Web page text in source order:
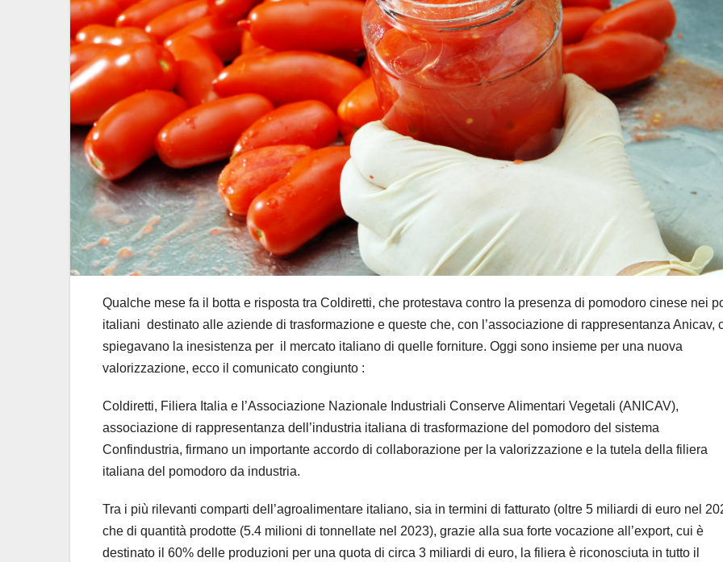
Qualche mese fa il botta e risposta tra Coldiretti, che protestava contro la presenza di pomodoro cinese nei
italiani destinato alle aziende di trasformazione e queste che, con l’associazione di rappresentanza Anicav,
spiegavano la inesistenza per il mercato italiano di quelle forniture. Oggi sono insieme per una nuova
valorizzazione, ecco il comunicato congiunto :
Coldiretti, Filiera Italia e l’Associazione Nazionale Industriali Conserve Alimentari Vegetali (ANICAV),
associazione di rappresentanza dell’industria italiana di trasformazione del pomodoro del sistema
Confindustria, firmano un importante accordo di collaborazione per la valorizzazione e la tutela della filiera
italiana del pomodoro da industria.
Tra i più rilevanti comparti dell’agroalimentare italiano, sia in termini di fatturato (oltre 5 miliardi di euro nel
che di quantità prodotte (5.4 milioni di tonnellate nel 2023), grazie alla sua forte vocazione all’export, cui è
destinato il 60% delle produzioni per una quota di circa 3 miliardi di euro, la filiera è riconosciuta in tutto il